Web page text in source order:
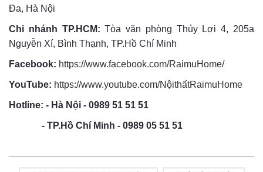
Đa, Hà Nội
Chi nhánh TP.HCM:Tòa văn phòng Thủy Lợi 4, 205a
Nguyễn Xí, Bình Thạnh, TP.Hồ Chí Minh
Facebook: https://www.facebook.com/RaimuHome/
YouTube: https://www.youtube.com/NộithấtRaimuHome
Hotline: - Hà Nội - 0989 51 51 51
- TP.Hồ Chí Minh - 0989 05 51 51